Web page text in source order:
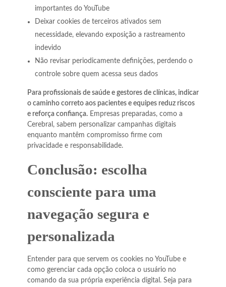
importantes do YouTube
Deixar cookies de terceiros ativados sem
necessidade, elevando exposição a rastreamento
indevido
Não revisar periodicamente definições, perdendo o
controle sobre quem acessa seus dados
Para profissionais de saúde e gestores de clínicas, indicar
o caminho correto aos pacientes e equipes reduz riscos
e reforça confiança.Empresas preparadas, como a
Cerebral, sabem personalizar campanhas digitais
enquanto mantêm compromisso firme com
privacidade e responsabilidade.
Conclusão: escolha
consciente para uma
navegação segura e
personalizada
Entender para que servem os cookies no YouTube e
como gerenciar cada opção coloca o usuário no
comando da sua própria experiência digital. Seja para